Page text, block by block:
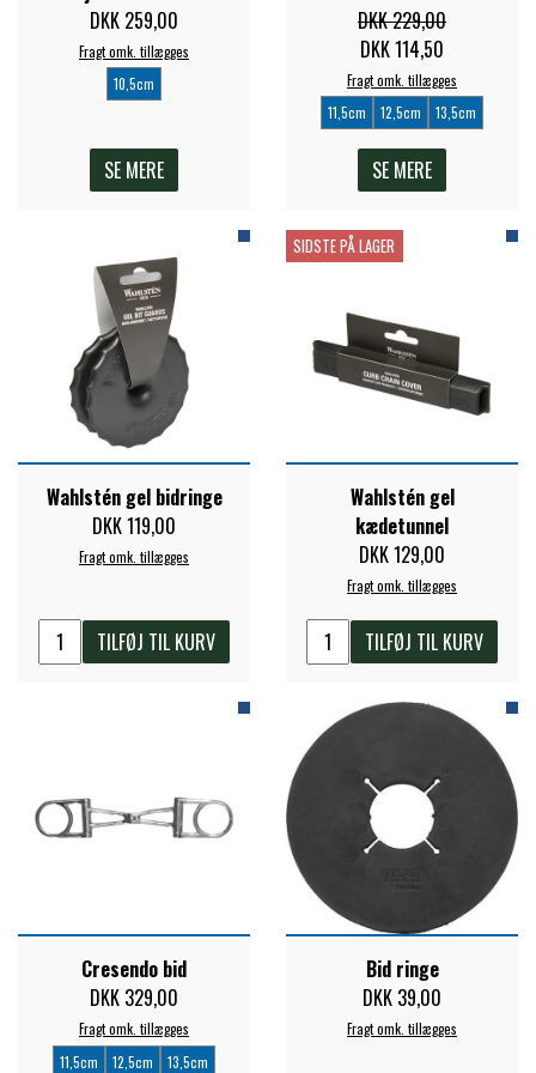
STUD MUFFIN
TKO
WAHLSTEN
QHP -BRANDS OF Q
PREMIER EQUINE INSEKTBESKYTTELSE
DKK 259,00
Fragt omk. tillægges
10,5cm
SE MERE
DKK 229,00
DKK 114,50
Fragt omk. tillægges
11,5cm
12,5cm 13,5cm
SE MERE
Wahlstén gel bidringe
DKK 119,00
Fragt omk. tillægges
TILFØJ TIL KURV
SIDSTE PÅ LAGER
Wahlstén gel
kædetunnel
DKK 129,00
Fragt omk. tillægges
TILFØJ TIL KURV
Cresendo bid
DKK 329,00
Fragt omk. tillægges
11,5cm
12,5cm 13,5cm
Bid ringe
DKK 39,00
Fragt omk. tillægges